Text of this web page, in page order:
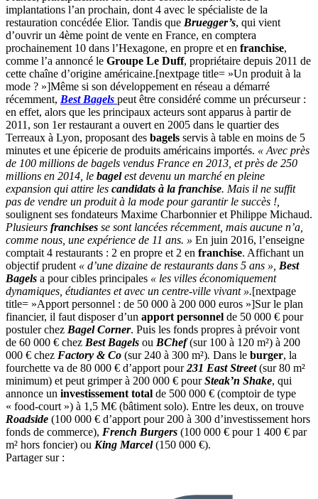
implantations l’an prochain, dont 4 avec le spécialiste de la
restauration concédée Elior. Tandis que Bruegger’s, qui vient
d’ouvrir un 4ème point de vente en France, en comptera
prochainement 10 dans l’Hexagone, en propre et en franchise,
comme l’a annoncé le Groupe Le Duff, propriétaire depuis 2011 de
cette chaîne d’origine américaine.[nextpage title= »Un produit à la
mode ? »]Même si son développement en réseau a démarré
récemment, Best Bagels peut être considéré comme un précurseur :
en effet, alors que les principaux acteurs sont apparus à partir de
2011, son 1er restaurant a ouvert en 2005 dans le quartier des
Terreaux à Lyon, proposant des bagels servis à table en moins de 5
minutes et une épicerie de produits américains importés. « Avec près
de 100 millions de bagels vendus France en 2013, et près de 250
millions en 2014, le bagelest devenu un marché en pleine
expansion qui attire les candidats à la franchise. Mais il ne suffit
pas de vendre un produit à la mode pour garantir le succès !,
soulignent ses fondateurs Maxime Charbonnier et Philippe Michaud.
Plusieurs franchises se sont lancées récemment, mais aucune n’a,
comme nous, une expérience de 11 ans. » En juin 2016, l’enseigne
comptait 4 restaurants : 2 en propre et 2 en franchise. Affichant un
objectif prudent « d’une dizaine de restaurants dans 5 ans », Best
Bagels a pour cibles principales « les villes économiquement
dynamiques, étudiantes et avec un centre-ville vivant ».[nextpage
title= »Apport personnel : de 50 000 à 200 000 euros »]Sur le plan
financier, il faut disposer d’un apport personnel de 50 000 € pour
postuler chez Bagel Corner. Puis les fonds propres à prévoir vont
de 60 000 € chez Best Bagels ou BChef (sur 100 à 120 m²) à 200
000 € chez Factory & Co (sur 240 à 300 m²). Dans le burger, la
fourchette va de 80 000 € d’apport pour231 East Street(sur 80 m²
minimum) et peut grimper à 200 000 € pourSteak’n Shake, qui
annonce un investissement total de 500 000 € (comptoir de type
« food-court ») à 1,5 M€ (bâtiment solo). Entre les deux, on trouve
Roadside (100 000 € d’apport pour 200 à 300 d’investissement hors
fonds de commerce), French Burgers (100 000 € pour 1 400 € par
m² hors foncier) ou King Marcel(150 000 €).
Partager sur :